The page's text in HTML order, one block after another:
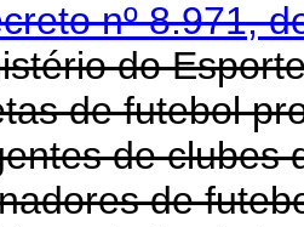
nº 8.971,
do
de futebol
de clubes
de